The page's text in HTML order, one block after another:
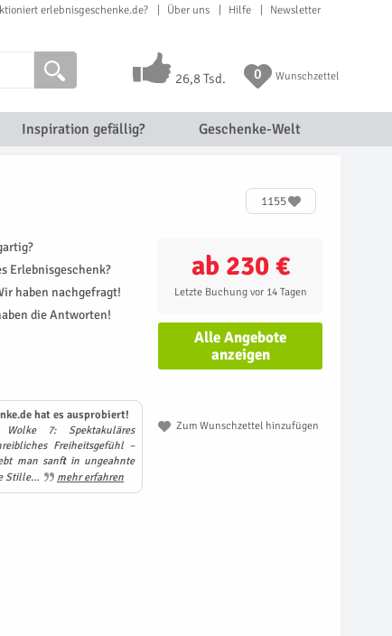
erlebnisgeschenke.de? Über uns Hilfe Newsletter
26,8 Tsd. 0 Wunschzettel
Inspiration gefällig? Geschenke-Welt
1155
ab 230 €
Letzte Buchung vor 14 Tagen
Alle Angebote
anzeigen
Zum Wunschzettel hinzufügen
Erlebnisgeschenk?
haben nachgefragt!
die Antworten!
hat es ausprobiert!
7: Spektakuläres
Freiheitsgefühl –
man sanft in ungeahnte
Stille…
mehr erfahren